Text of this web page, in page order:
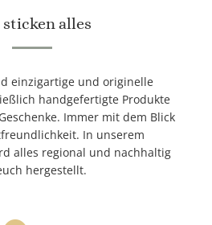
alles
einzigartige und originelle
handgefertigte Produkte
Immer mit dem Blick
In unserem
alles regional und nachhaltig
hergestellt.